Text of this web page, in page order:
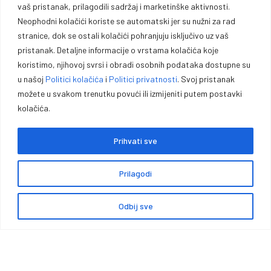
vaš pristanak, prilagodili sadržaj i marketinške aktivnosti.
Neophodni kolačići koriste se automatski jer su nužni za rad
stranice, dok se ostali kolačići pohranjuju isključivo uz vaš
pristanak. Detaljne informacije o vrstama kolačića koje
koristimo, njihovoj svrsi i obradi osobnih podataka dostupne su
u našoj Politici kolačića i Politici privatnosti. Svoj pristanak
možete u svakom trenutku povući ili izmijeniti putem postavki
kolačića.
Prilagodi
Odbij sve
Prihvati sve
Uporedi proizvode
Adrese za dostavu
Detalji računa
KARIJERA
BRENDOVI
ID BROJ
Oprema za lovce, sportiste,
profesionalce i entuzijaste.
našoj ponudi pronaći ćete pouzdano oružje, municiju i prateću
opremu za lov, sport outdoor aktivnosti.